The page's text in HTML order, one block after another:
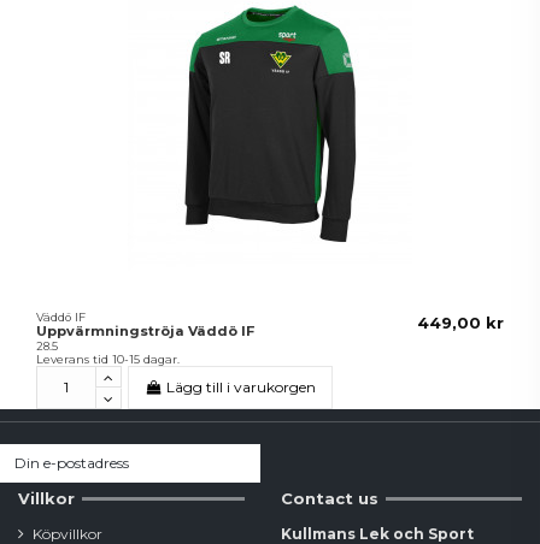
Väddö IF
Uppvärmningströja Väddö IF
28.5
449,00 kr
Leverans tid 10-15 dagar.
Lägg till i varukorgen
Villkor
Köpvillkor
Contact us
Kullmans Lek och Sport